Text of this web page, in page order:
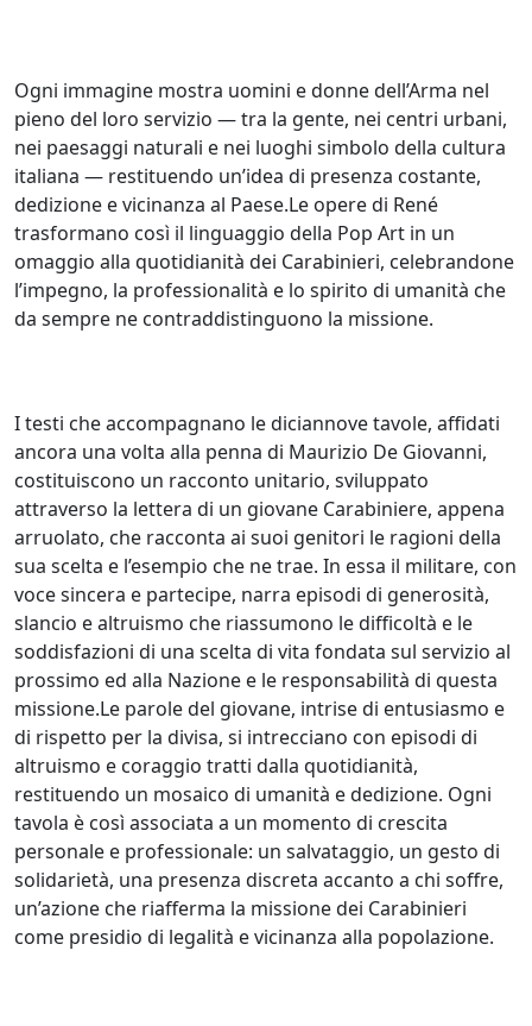
Ogni immagine mostra uomini e donne dell’Arma nel
pieno del loro servizio — tra la gente, nei centri urbani,
nei paesaggi naturali e nei luoghi simbolo della cultura
italiana — restituendo un’idea di presenza costante,
dedizione e vicinanza al Paese.Le opere di René
trasformano così il linguaggio della Pop Art in un
omaggio alla quotidianità dei Carabinieri, celebrandone
l’impegno, la professionalità e lo spirito di umanità che
da sempre ne contraddistinguono la missione.
I testi che accompagnano le diciannove tavole, affidati
ancora una volta alla penna di Maurizio De Giovanni,
costituiscono un racconto unitario, sviluppato
attraverso la lettera di un giovane Carabiniere, appena
arruolato, che racconta ai suoi genitori le ragioni della
sua scelta e l’esempio che ne trae. In essa il militare, con
voce sincera e partecipe, narra episodi di generosità,
slancio e altruismo che riassumono le difficoltà e le
soddisfazioni di una scelta di vita fondata sul servizio al
prossimo ed alla Nazione e le responsabilità di questa
missione.Le parole del giovane, intrise di entusiasmo e
di rispetto per la divisa, si intrecciano con episodi di
altruismo e coraggio tratti dalla quotidianità,
restituendo un mosaico di umanità e dedizione. Ogni
tavola è così associata a un momento di crescita
personale e professionale: un salvataggio, un gesto di
solidarietà, una presenza discreta accanto a chi soffre,
un’azione che riafferma la missione dei Carabinieri
come presidio di legalità e vicinanza alla popolazione.